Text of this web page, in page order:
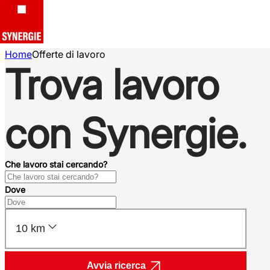
HomeOfferte di lavoro
Trova lavoro
con Synergie.
Che lavoro stai cercando?
Dove
10 km
Avvia ricerca